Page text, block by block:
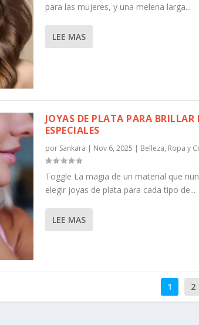
para las mujeres, y una melena larga...
LEE MAS
JOYAS DE PLATA PARA BRILLAR
ESPECIALES
por Sankara | Nov 6, 2025 | Belleza, Ropa y
Toggle La magia de un material que
elegir joyas de plata para cada tipo de...
LEE MAS
1 2